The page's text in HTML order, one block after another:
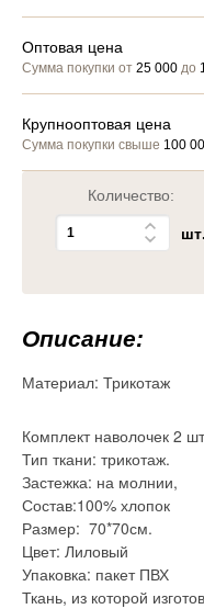
Оптовая цена
Сумма покупки от 25 000 до
Крупнооптовая цена
Сумма покупки свыше 100
Количество:
шт.
Описание:
Материал: Трикотаж
Комплект наволочек 2
Тип ткани: трикотаж.
Застежка: на молнии,
Состав:100% хлопок
Размер: 70*70см.
Цвет: Лиловый
Упаковка: пакет ПВХ
Ткань, из которой